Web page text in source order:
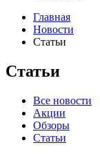
Главная
Новости
Статьи
Статьи
Все новости
Акции
Обзоры
Статьи